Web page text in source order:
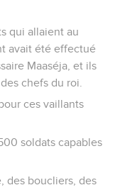
qui allaient au
avait été effectué
Maaséja, et ils
chefs du roi.
ces vaillants
soldats capables
des boucliers, des